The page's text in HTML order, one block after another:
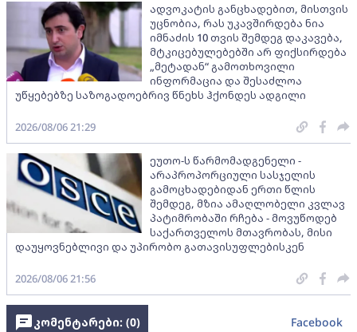
ადვოკატის განცხადებით, მისთვის
უცნობია, რას უკავშირდება ნია
იმნაძის 10 თვის შემდეგ დაკავება,
მტკიცებულებებში არ ფიქსირდება
„მეტადან“ გამოთხოვილი
ინფორმაცია და შესაძლოა
უწყებებზე საზოგადოებრივ წნეხს ჰქონდეს ადგილი
2026/08/06 21:29
ეუთო-ს წარმომადგენელი -
არაპროპორციული სასჯელის
გამოცხადებიდან ერთი წლის
შემდეგ, მზია ამაღლობელი კვლავ
პატიმრობაში რჩება - მოვუწოდებ
საქართველოს მთავრობას, მისი
დაუყოვნებლივი და უპირობო გათავისუფლებისკენ
2026/08/06 21:56
კომენტარები: (0) Facebook